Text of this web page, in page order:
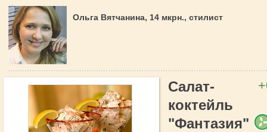
Ольга Вятчанина, 14 мкрн., стилист
Салат-
коктейль
"Фантазия"